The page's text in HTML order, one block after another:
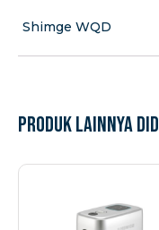
Shimge WQD
Produk lainnya